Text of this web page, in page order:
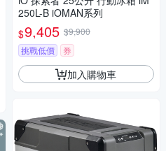
250L-B iOMAN系列
$9,405 $9,900
挑戰低價
券
加入購物車